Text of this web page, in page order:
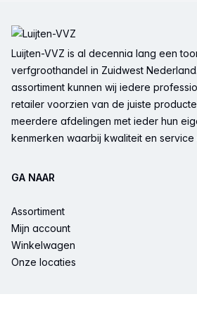
Luijten-VVZ is al decennia lang een
verfgroothandel in Zuidwest
assortiment kunnen wij iedere
retailer voorzien van de juiste
meerdere afdelingen met ieder hun
kenmerken waarbij kwaliteit en service
GA NAAR
Assortiment
Mijn account
Winkelwagen
Onze locaties